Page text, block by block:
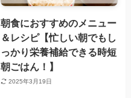
朝食におすすめのメニュー
＆レシピ【忙しい朝でもし
っかり栄養補給できる時短
朝ごはん！】
2025年3月19日